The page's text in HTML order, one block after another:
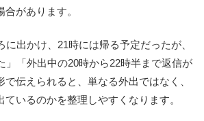
があります。
に出かけ、21時には帰る予定だったが、
」「外出中の20時から22時半まで返信が
伝えられると、単なる外出ではなく、
ているのかを整理しやすくなります。